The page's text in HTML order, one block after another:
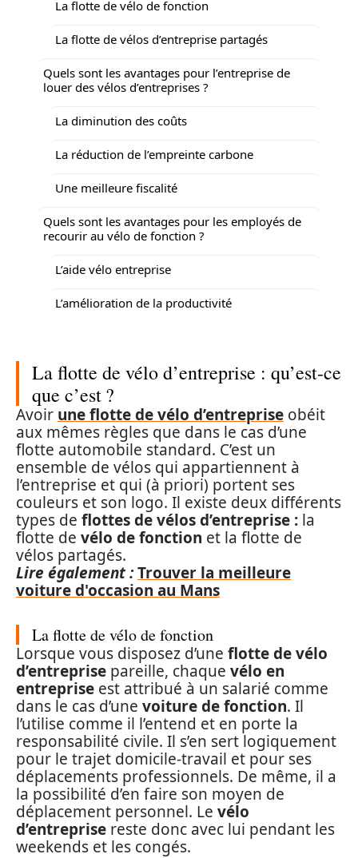
La flotte de vélo de fonction
La flotte de vélos d’entreprise partagés
Quels sont les avantages pour l’entreprise de
louer des vélos d’entreprises ?
La diminution des coûts
La réduction de l’empreinte carbone
Une meilleure fiscalité
Quels sont les avantages pour les employés de
recourir au vélo de fonction ?
L’aide vélo entreprise
L’amélioration de la productivité
La flotte de vélo d’entreprise : qu’est-ce
que c’est ?
Avoir une flotte de vélo d’entreprise obéit
aux mêmes règles que dans le cas d’une
flotte automobile standard. C’est un
ensemble de vélos qui appartiennent à
l’entreprise et qui (à priori) portent ses
couleurs et son logo. Il existe deux différents
types de flottes de vélos d’entreprise : la
flotte de vélo de fonction et la flotte de
vélos partagés.
Lire également :Trouver la meilleure
voiture d'occasion au Mans
La flotte de vélo de fonction
Lorsque vous disposez d’une flotte de vélo
d’entreprise pareille, chaque vélo en
entreprise est attribué à un salarié comme
dans le cas d’une voiture de fonction. Il
l’utilise comme il l’entend et en porte la
responsabilité civile. Il s’en sert logiquement
pour le trajet domicile-travail et pour ses
déplacements professionnels. De même, il a
la possibilité d’en faire son moyen de
déplacement personnel. Le vélo
d’entreprise reste donc avec lui pendant les
weekends et les congés.